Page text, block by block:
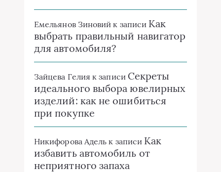
Емельянов Зиновий к записи Как
выбрать правильный навигатор
для автомобиля?
Зайцева Гелия к записи Секреты
идеального выбора ювелирных
изделий: как не ошибиться
при покупке
Никифорова Адель к записи Как
избавить автомобиль от
неприятного запаха